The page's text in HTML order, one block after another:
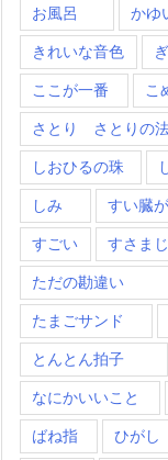
お風呂 かゆ
きれいな音色
ここが一番 こ
さとり さとりの
しおひるの珠
しみ すい臓
すごい すさま
ただの勘違い
たまごサンド
とんとん拍子
なにかいいこと
ばね指 ひがし